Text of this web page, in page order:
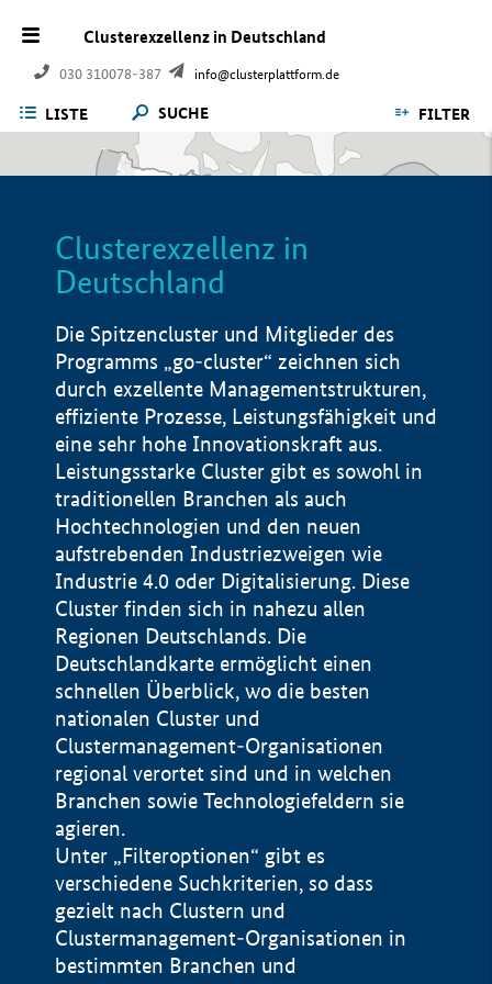
Clusterexzellenz in Deutschland
030 310078-387 info@clusterplattform.de
LISTE SUCHE FILTER
Clusterexzellenz in
Deutschland
Die Spitzencluster und Mitglieder des
Programms „go-cluster“ zeichnen sich
durch exzellente Managementstrukturen,
effiziente Prozesse, Leistungsfähigkeit und
eine sehr hohe Innovationskraft aus.
Leistungsstarke Cluster gibt es sowohl in
traditionellen Branchen als auch
Hochtechnologien und den neuen
aufstrebenden Industriezweigen wie
Industrie 4.0 oder Digitalisierung. Diese
Cluster finden sich in nahezu allen
Regionen Deutschlands. Die
Deutschlandkarte ermöglicht einen
schnellen Überblick, wo die besten
nationalen Cluster und
Clustermanagement-Organisationen
regional verortet sind und in welchen
Branchen sowie Technologiefeldern sie
agieren.
Unter „Filteroptionen“ gibt es
verschiedene Suchkriterien, so dass
gezielt nach Clustern und
Clustermanagement-Organisationen in
bestimmten Branchen und
Impressum
Datenschutzerklärung
BMWE, 2026 ©
100 km © Geobasis-DE / BKG 2015